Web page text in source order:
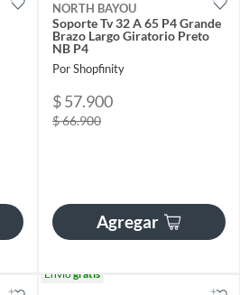
NORTH BAYOU
Soporte Tv 32 A 65 P4 Grande
Brazo Largo Giratorio Preto
NB P4
Por Shopfinity
$ 57.900
$ 66.900
Agregar
Envíogratis